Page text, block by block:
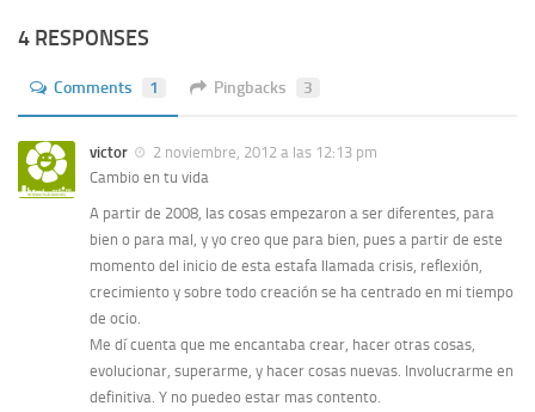
4 RESPONSES
Comments 1 Pingbacks 3
victor
2 noviembre, 2012 a las 12:13 pm
Cambio en tu vida
A partir de 2008, las cosas empezaron a ser diferentes, para
bien o para mal, y yo creo que para bien, pues a partir de este
momento del inicio de esta estafa llamada crisis, reflexión,
crecimiento y sobre todo creación se ha centrado en mi tiempo
de ocio.
Me dí cuenta que me encantaba crear, hacer otras cosas,
evolucionar, superarme, y hacer cosas nuevas. Involucrarme en
definitiva. Y no puedeo estar mas contento.